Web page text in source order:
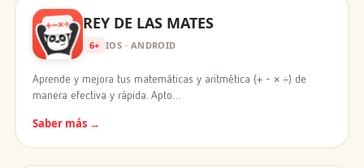
REY DE LAS MATES
6+ IOS · ANDROID
Aprende y mejora tus matemáticas y aritmética (+ - × ÷) de
manera efectiva y rápida. Apto…
Saber más →